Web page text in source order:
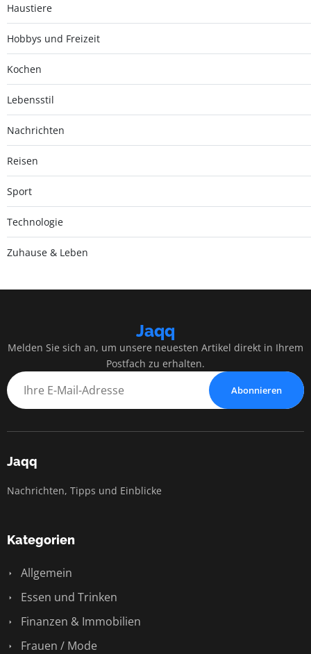
Haustiere
Hobbys und Freizeit
Kochen
Lebensstil
Nachrichten
Reisen
Sport
Technologie
Zuhause & Leben
Jaqq
Melden Sie sich an, um unsere neuesten Artikel direkt in Ihrem
Postfach zu erhalten.
Abonnieren
Jaqq
Nachrichten, Tipps und Einblicke
Kategorien
Allgemein
Essen und Trinken
Finanzen & Immobilien
Frauen / Mode